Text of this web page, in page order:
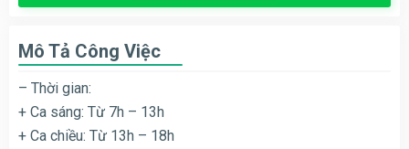
Mô Tả Công Việc
– Thời gian:
+ Ca sáng: Từ 7h – 13h
+ Ca chiều: Từ 13h – 18h